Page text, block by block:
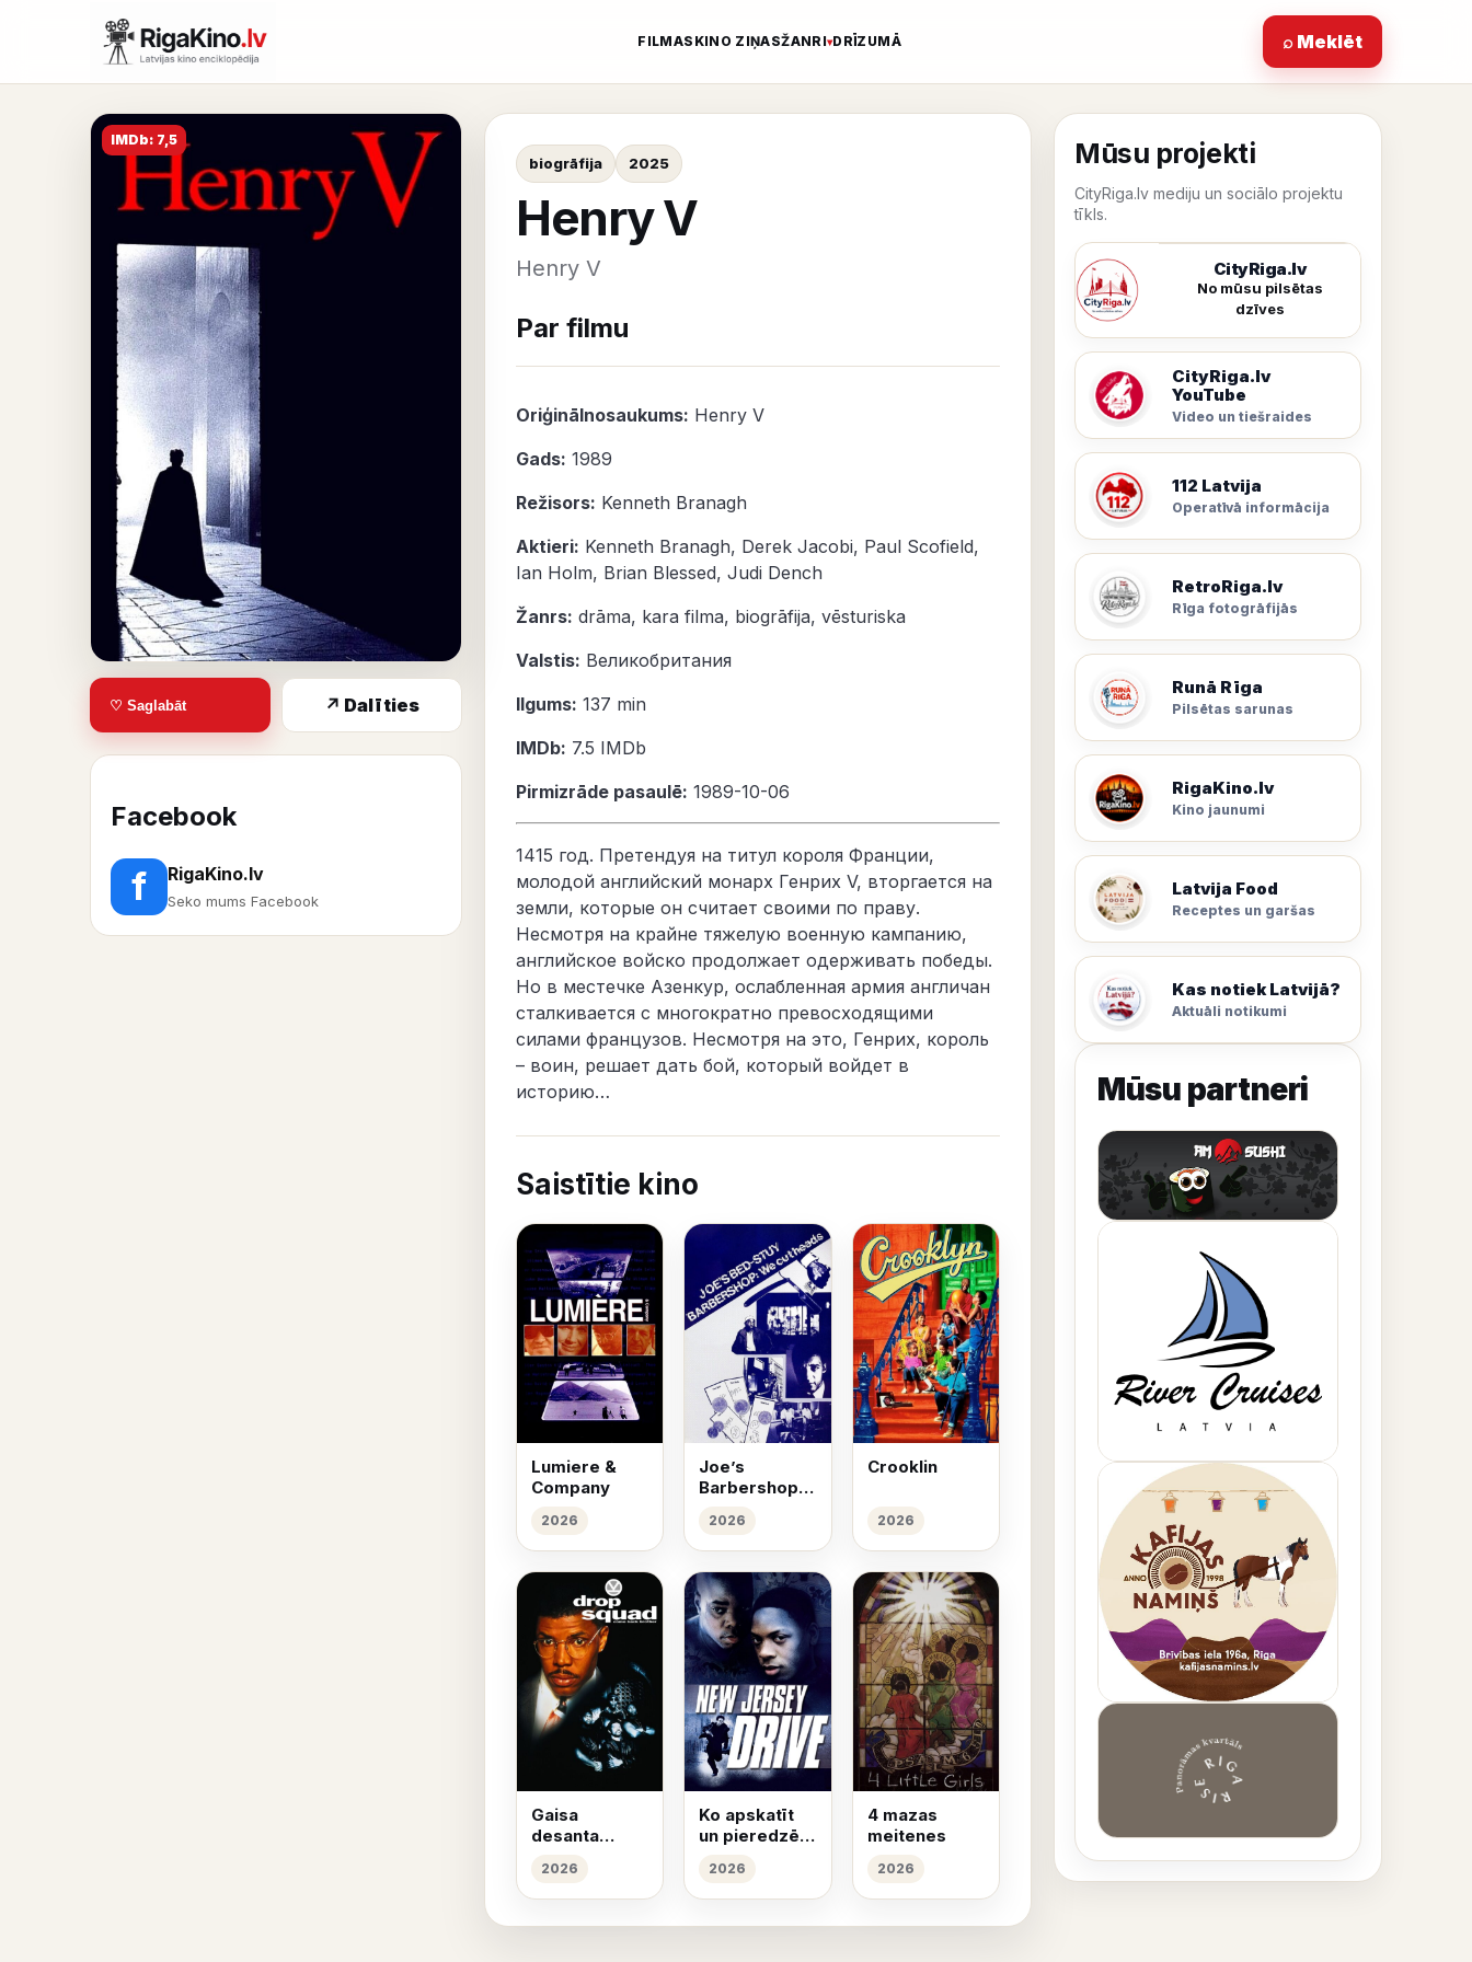
FILMAS KINO ZIŅASŽANRI DRĪZUMĀ ⌕ Meklēt
IMDb: 7,5
♡ Saglabāt ↗ Dalīties
Facebook
f RigaKino.lv
Seko mums Facebook
biogrāfija 2025
Henry V
Henry V
Par filmu
Oriģinālnosaukums: Henry V
Gads: 1989
Režisors: Kenneth Branagh
Aktieri: Kenneth Branagh, Derek Jacobi, Paul Scofield,
Ian Holm, Brian Blessed, Judi Dench
Žanrs: drāma, kara filma, biogrāfija, vēsturiska
Valstis: Великобритания
Ilgums: 137 min
IMDb: 7.5 IMDb
Pirmizrāde pasaulē: 1989-10-06
1415 год. Претендуя на титул короля Франции,
молодой английский монарх Генрих V, вторгается на
земли, которые он считает своими по праву.
Несмотря на крайне тяжелую военную кампанию,
английское войско продолжает одерживать победы.
Но в местечке Азенкур, ослабленная армия англичан
сталкивается с многократно превосходящими
силами французов. Несмотря на это, Генрих, король
– воин, решает дать бой, который войдет в
историю…
Saistītie kino
Lumiere &
Company
2026
Joe’s
Barbershop
mēs griežam
galvas
2026
Crooklin
2026
Gaisa
desanta
2026
Ko apskatīt
un pieredzēt
2026
4 mazas
meitenes
2026
Mūsu projekti
CityRiga.lv mediju un sociālo projektu
tīkls.
CityRiga.lv
No mūsu pilsētas
dzīves
CityRiga.lv
YouTube
Video un tiešraides
112 Latvija
Operatīvā informācija
RetroRiga.lv
Rīga fotogrāfijās
Runā Rīga
Pilsētas sarunas
RigaKino.lv
Kino jaunumi
Latvija Food
Receptes un garšas
Kas notiek Latvijā?
Aktuāli notikumi
Mūsu partneri